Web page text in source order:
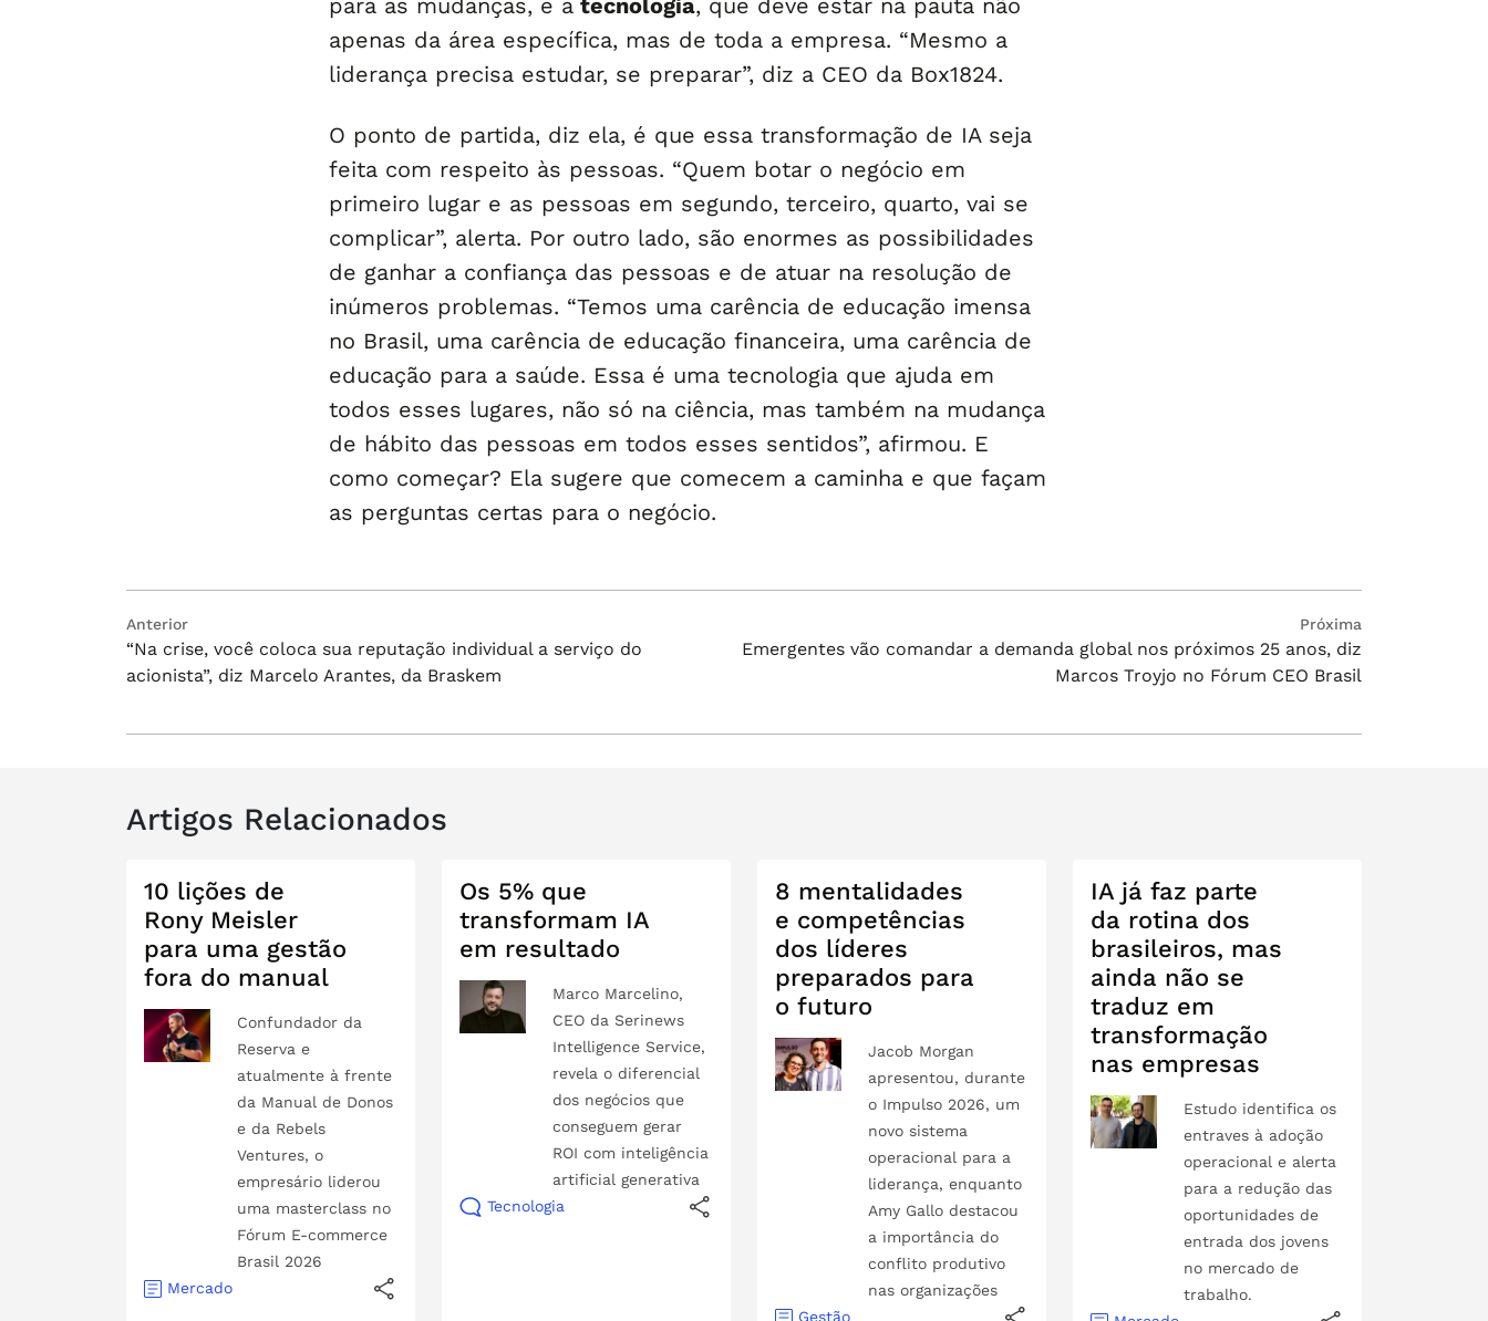
para as mudanças, e a tecnologia, que deve estar na pauta não
apenas da área específica, mas de toda a empresa. “Mesmo a
liderança precisa estudar, se preparar”, diz a CEO da Box1824.
O ponto de partida, diz ela, é que essa transformação de IA seja
feita com respeito às pessoas. “Quem botar o negócio em
primeiro lugar e as pessoas em segundo, terceiro, quarto, vai se
complicar”, alerta. Por outro lado, são enormes as possibilidades
de ganhar a confiança das pessoas e de atuar na resolução de
inúmeros problemas. “Temos uma carência de educação imensa
no Brasil, uma carência de educação financeira, uma carência de
educação para a saúde. Essa é uma tecnologia que ajuda em
todos esses lugares, não só na ciência, mas também na mudança
de hábito das pessoas em todos esses sentidos”, afirmou. E
como começar? Ela sugere que comecem a caminha e que façam
as perguntas certas para o negócio.
Navegação
de
Anterior
Post
anterior:
“Na crise, você coloca sua reputação individual a serviço do
acionista”, diz Marcelo Arantes, da Braskem
Próxima
post:
Emergentes vão comandar a demanda global nos próximos 25 anos, diz
Marcos Troyjo no Fórum CEO Brasil
Artigos Relacionados
10 lições de
Rony Meisler
para uma gestão
fora do manual
Confundador da
Reserva e
atualmente à frente
da Manual de Donos
e da Rebels
Ventures, o
empresário liderou
uma masterclass no
Fórum E-commerce
Brasil 2026
Mercado
Os 5% que
transformam IA
em resultado
Marco Marcelino,
CEO da Serinews
Intelligence Service,
revela o diferencial
dos negócios que
conseguem gerar
ROI com inteligência
artificial generativa
Tecnologia
8 mentalidades
e competências
dos líderes
preparados para
o futuro
Jacob Morgan
apresentou, durante
o Impulso 2026, um
novo sistema
operacional para a
liderança, enquanto
Amy Gallo destacou
a importância do
conflito produtivo
nas organizações
Gestão
IA já faz parte
da rotina dos
brasileiros, mas
ainda não se
traduz em
transformação
nas empresas
Estudo identifica os
entraves à adoção
operacional e alerta
para a redução das
oportunidades de
entrada dos jovens
no mercado de
trabalho.